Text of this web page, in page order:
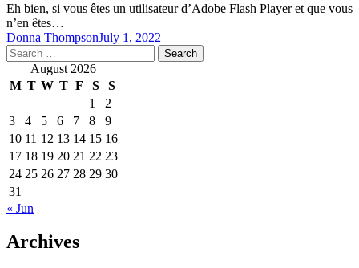
Eh bien, si vous êtes un utilisateur d’Adobe Flash Player et que vous
n’en êtes…
Donna ThompsonJuly 1, 2022
Search
for: August 2026
M T W T F S
S
1
2
3
4 5 6 7 8
9
10 11 12 13 14 15 16
17 18 19 20 21 22 23
24 25 26 27 28 29 30
31
« Jun
Archives